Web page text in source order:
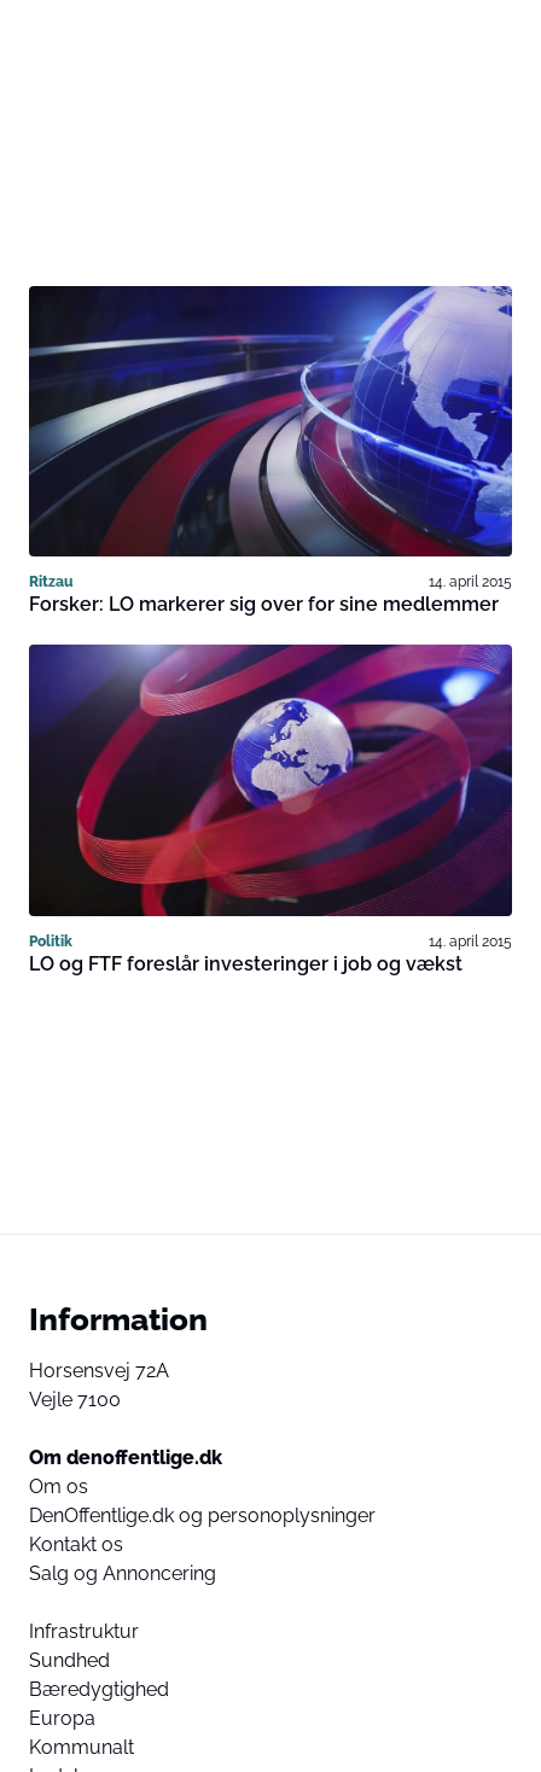
Ritzau 14. april 2015
Forsker: LO markerer sig over for sine medlemmer
Politik 14. april 2015
LO og FTF foreslår investeringer i job og vækst
Information
Horsensvej 72A
Vejle 7100
Om denoffentlige.dk
Om os
DenOffentlige.dk og personoplysninger
Kontakt os
Salg og Annoncering
Infrastruktur
Sundhed
Bæredygtighed
Europa
Kommunalt